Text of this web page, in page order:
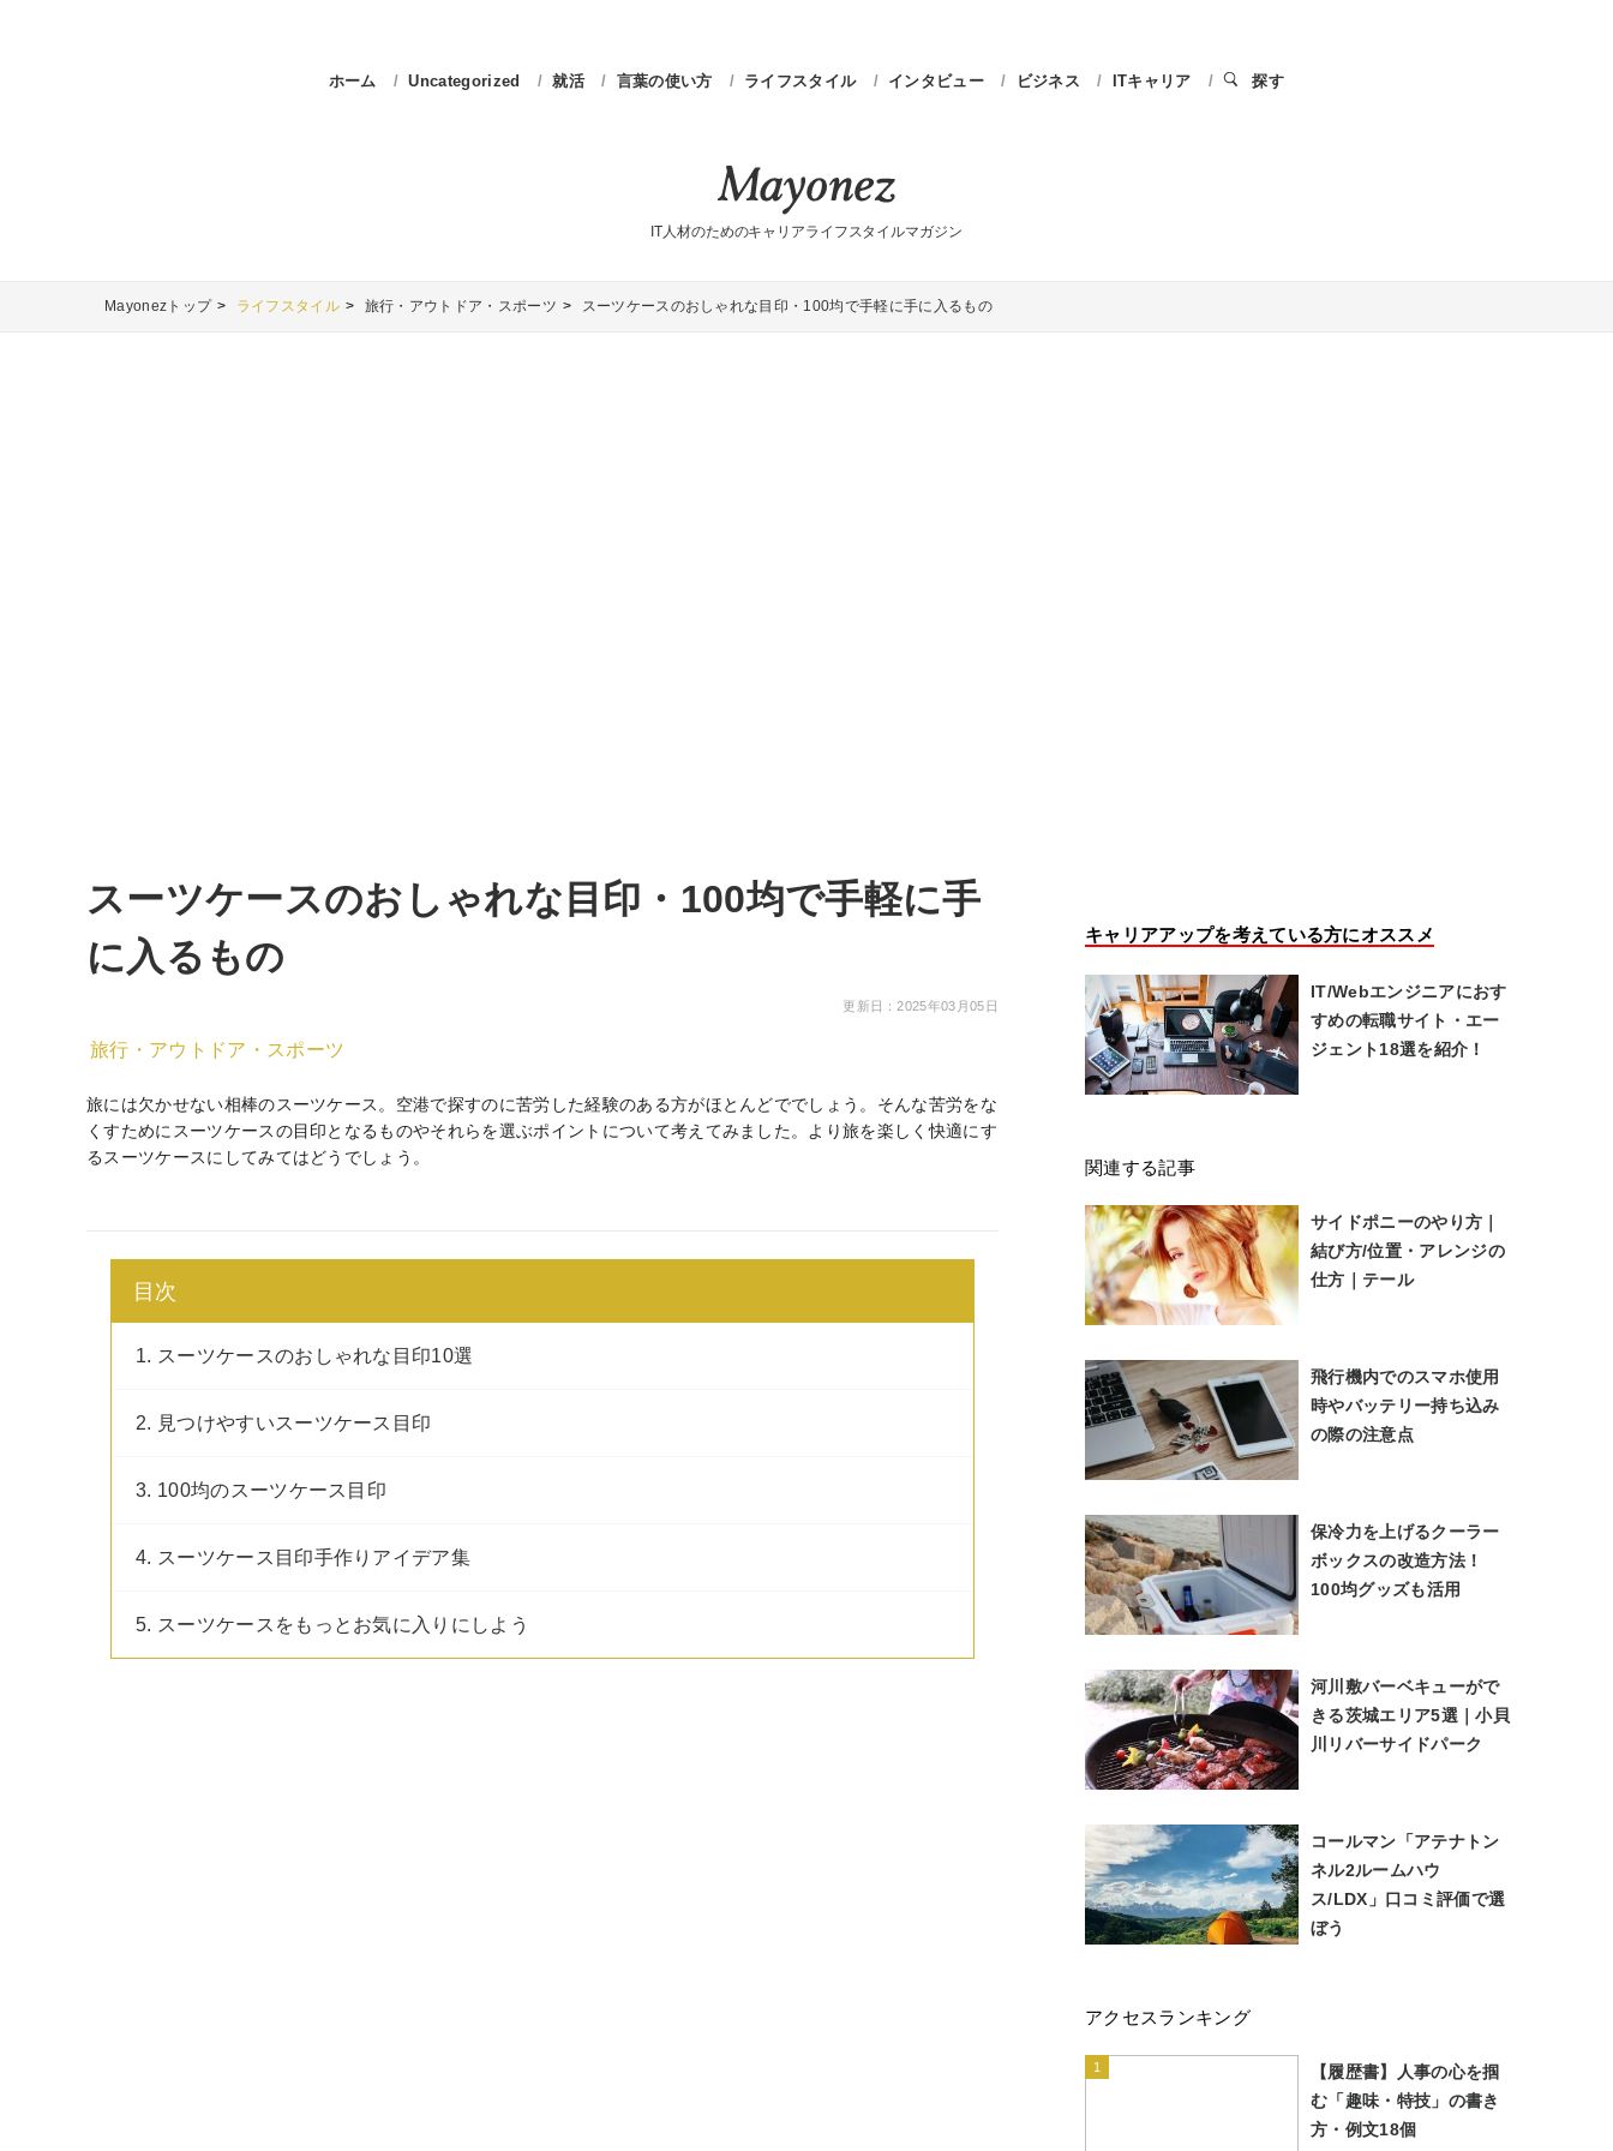
ホーム Uncategorized 就活 言葉の使い方 ライフスタイル インタビュー ビジネス ITキャリア 探す
IT人材のためのキャリアライフスタイルマガジン
Mayonezトップ ライフスタイル 旅行・アウトドア・スポーツ スーツケースのおしゃれな目印・100均で手軽に手に入るもの
スーツケースのおしゃれな目印・100均で手軽に手
に入るもの
更新日：2025年03月05日
旅行・アウトドア・スポーツ
旅には欠かせない相棒のスーツケース。空港で探すのに苦労した経験のある方がほとんどででしょう。そんな苦労をな
くすためにスーツケースの目印となるものやそれらを選ぶポイントについて考えてみました。より旅を楽しく快適にす
るスーツケースにしてみてはどうでしょう。
目次
1. スーツケースのおしゃれな目印10選
2. 見つけやすいスーツケース目印
3. 100均のスーツケース目印
4. スーツケース目印手作りアイデア集
5. スーツケースをもっとお気に入りにしよう
キャリアアップを考えている方にオススメ
IT/Webエンジニアにおす
すめの転職サイト・エー
ジェント18選を紹介！
関連する記事
サイドポニーのやり方｜
結び方/位置・アレンジの
仕方｜テール
飛行機内でのスマホ使用
時やバッテリー持ち込み
の際の注意点
保冷力を上げるクーラー
ボックスの改造方法！
100均グッズも活用
河川敷バーベキューがで
きる茨城エリア5選｜小貝
川リバーサイドパーク
コールマン「アテナトン
ネル2ルームハウ
ス/LDX」口コミ評価で選
ぼう
アクセスランキング
1
【履歴書】人事の心を掴
む「趣味・特技」の書き
方・例文18個